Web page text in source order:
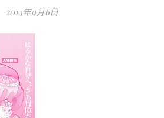
2013年9月6日